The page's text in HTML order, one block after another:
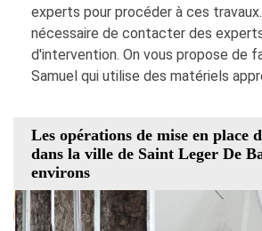
experts pour procéder à ces
nécessaire de contacter des
d'intervention. On vous propose de
Samuel qui utilise des matériels
Les opérations de mise en place
dans la ville de Saint Leger De
environs